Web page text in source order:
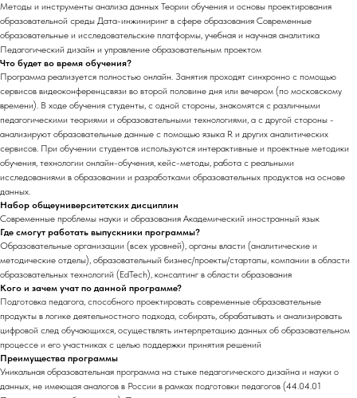
Методы и инструменты анализа данных Теории обучения и основы проектирования
образовательной среды Дата-инжиниринг в сфере образования Современные
образовательные и исследовательские платформы, учебная и научная аналитика
Педагогический дизайн и управление образовательным проектом
Что будет во время обучения?
Программа реализуется полностью онлайн. Занятия проходят синхронно с помощью
сервисов видеоконференцсвязи во второй половине дня или вечером (по московскому
времени). В ходе обучения студенты, с одной стороны, знакомятся с различными
педагогическими теориями и образовательными технологиями, а с другой стороны -
анализируют образовательные данные с помощью языка R и других аналитических
сервисов. При обучении студентов используются интерактивные и проектные методики
обучения, технологии онлайн-обучения, кейс-методы, работа с реальными
исследованиями в образовании и разработками образовательных продуктов на основе
данных.
Набор общеуниверситетских дисциплин
Современные проблемы науки и образования Академический иностранный язык
Где смогут работать выпускники программы?
Образовательные организации (всех уровней), органы власти (аналитические и
методические отделы), образовательный бизнес/проекты/стартапы, компании в области
образовательных технологий (EdTech), консалтинг в области образования
Кого и зачем учат по данной программе?
Подготовка педагога, способного проектировать современные образовательные
продукты в логике деятельностного подхода, собирать, обрабатывать и анализировать
цифровой след обучающихся, осуществлять интерпретацию данных об образовательном
процессе и его участниках с целью поддержки принятия решений
Преимущества программы
Уникальная образовательная программа на стыке педагогического дизайна и науки о
данных, не имеющая аналогов в России в рамках подготовки педагогов (44.04.01